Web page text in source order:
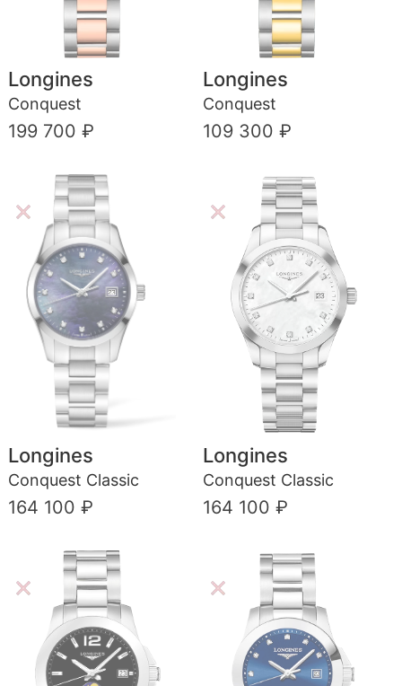
Longines
Conquest
199 700 ₽
Longines
Conquest
109 300 ₽
Longines
Conquest Classic
164 100 ₽
Longines
Conquest Classic
164 100 ₽